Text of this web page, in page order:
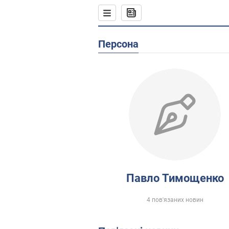
Персона
Павло Тимощенко
4 пов'язаних новин